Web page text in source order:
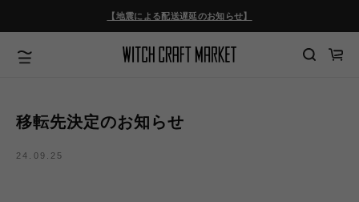
進
む
【地震による配送遅延のお知らせ】
カ
移転先決定のお知らせ
24.09.25